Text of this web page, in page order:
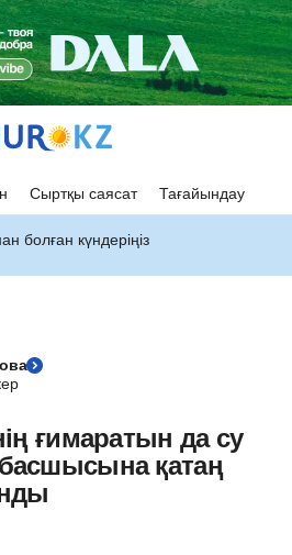
Сыртқы саясат Тағайындау
болған күндеріңіз
ғимаратын да су
қатаң